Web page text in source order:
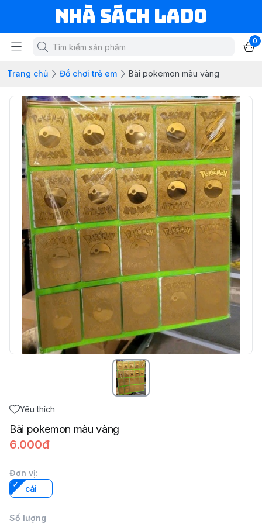
NHÀ SÁCH LADO
0
Trang chủ Đồ chơi trẻ em Bài pokemon màu vàng
Yêu thích
Bài pokemon màu vàng
6.000đ
Đơn vị:
cái
Số lượng